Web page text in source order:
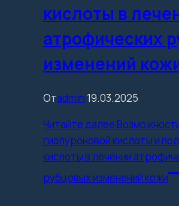
кислоты в
атрофических
изменений
Отadmin 19.03.2025
Читайте далее
гиалуроновой кислоты и
кислоты в лечении
рубцовых изменений кожи